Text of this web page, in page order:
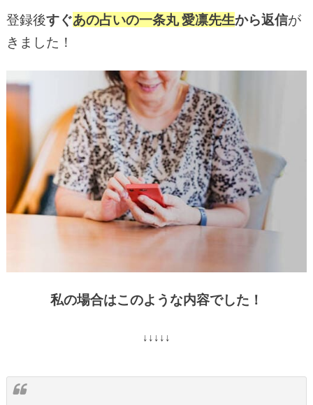
登録後すぐあの占いの一条丸 愛凛先生から返信が
きました！
私の場合はこのような内容でした！
↓↓↓↓↓